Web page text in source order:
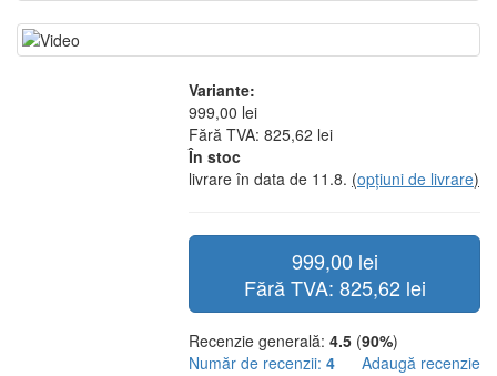
Variante:
999,00 lei
Fără TVA: 825,62 lei
În stoc
livrare în data de 11.8. (opțiuni de livrare)
999,00 lei
Fără TVA: 825,62 lei
Recenzie generală: 4.5 (90%)
Număr de recenzii: 4
Adaugă recenzie